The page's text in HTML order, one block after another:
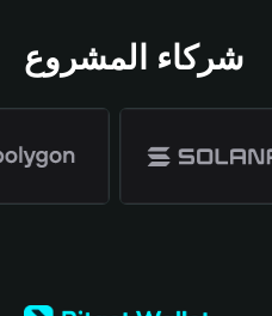
شركاء المشروع